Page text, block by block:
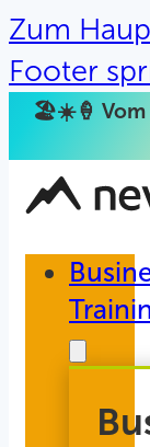
Zum
Footer
🏖️☀️🍦 Vom